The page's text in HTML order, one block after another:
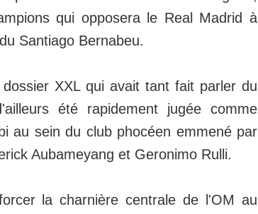
qui opposera le Real Madrid à
Santiago Bernabeu.
XXL qui avait tant fait parler du
été rapidement jugée comme
au sein du club phocéen emmené par
Aubameyang et Geronimo Rulli.
la charnière centrale de l'OM au